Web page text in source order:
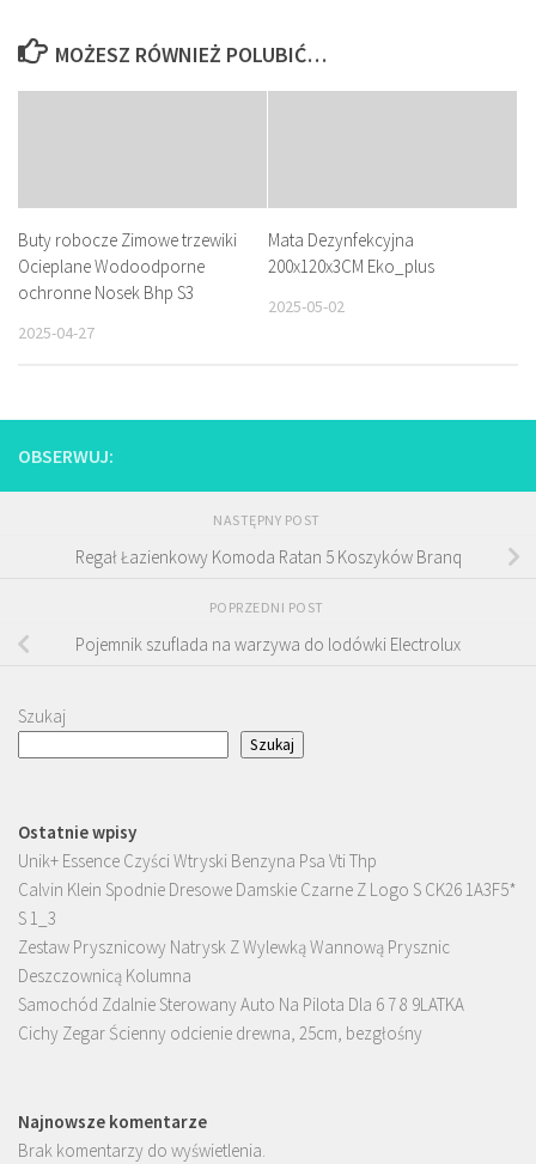
MOŻESZ RÓWNIEŻ POLUBIĆ…
Buty robocze Zimowe trzewiki
Ocieplane Wodoodporne
ochronne Nosek Bhp S3
2025-04-27
Mata Dezynfekcyjna
200x120x3CM Eko_plus
2025-05-02
OBSERWUJ:
NASTĘPNY POST
Regał Łazienkowy Komoda Ratan 5 Koszyków Branq
POPRZEDNI POST
Pojemnik szuflada na warzywa do lodówki Electrolux
Szukaj
Szukaj
Ostatnie wpisy
Unik+ Essence Czyści Wtryski Benzyna Psa Vti Thp
Calvin Klein Spodnie Dresowe Damskie Czarne Z Logo S CK26 1A3F5*
S 1_3
Zestaw Prysznicowy Natrysk Z Wylewką Wannową Prysznic
Deszczownicą Kolumna
Samochód Zdalnie Sterowany Auto Na Pilota Dla 6 7 8 9LATKA
Cichy Zegar Ścienny odcienie drewna, 25cm, bezgłośny
Najnowsze komentarze
Brak komentarzy do wyświetlenia.